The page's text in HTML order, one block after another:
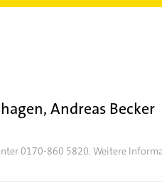
Andreas Becker
0170-860 5820. Weitere